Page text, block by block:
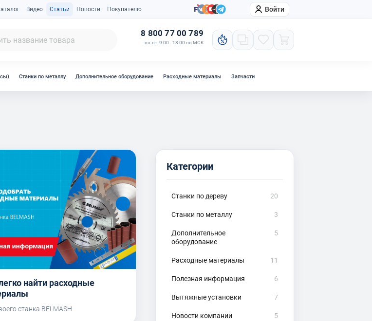
Видео Статьи Новости Покупателю Компания Войти
8 800 77 00 789
пн-пт: 9:00 - 18:00 по МСК
Станки по металлу Дополнительное оборудование Расходные материалы Запчасти
найти расходные
станка BELMASH
Категории
Станки по дереву 20
Станки по металлу 3
Дополнительное
оборудование
5
Расходные материалы 11
Полезная информация 6
Вытяжные установки 7
Новости компании 5